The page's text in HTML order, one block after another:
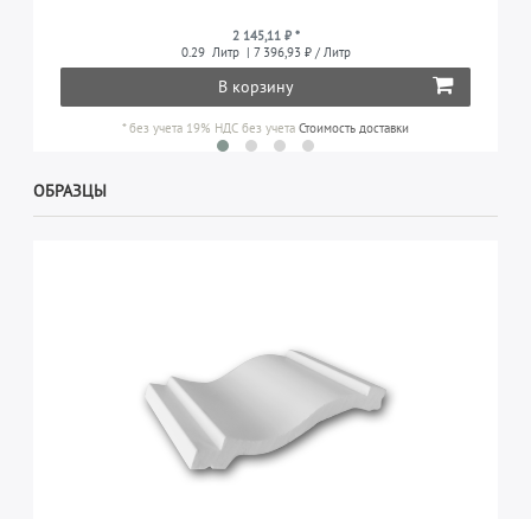
2 145,11 ₽ *
0.29 Литр | 7 396,93 ₽ / Литр
В корзину
*без учета 19% НДС без учета Стоимость доставки
ОБРАЗЦЫ